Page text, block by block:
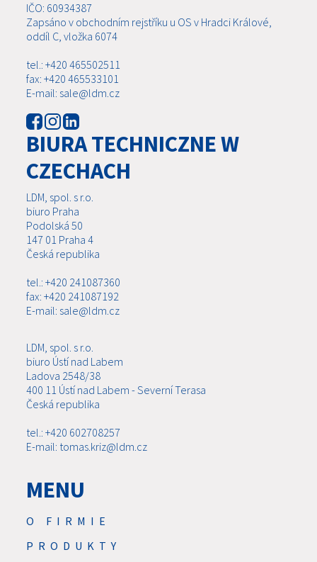
IČO: 60934387
Zapsáno v obchodním rejstříku u OS v Hradci Králové,
oddíl C, vložka 6074
tel.: +420 465502511
fax: +420 465533101
E-mail: sale@ldm.cz
BIURA TECHNICZNE W
CZECHACH
LDM, spol. s r.o.
biuro Praha
Podolská 50
147 01 Praha 4
Česká republika
tel.: +420 241087360
fax: +420 241087192
E-mail: sale@ldm.cz
LDM, spol. s r.o.
biuro Ústí nad Labem
Ladova 2548/38
400 11 Ústí nad Labem - Severní Terasa
Česká republika
tel.: +420 602708257
E-mail: tomas.kriz@ldm.cz
MENU
O FIRMIE
PRODUKTY